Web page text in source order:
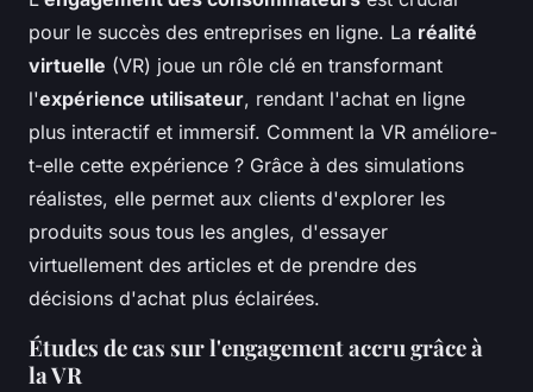
pour le succès des entreprises en ligne. La réalité
virtuelle (VR) joue un rôle clé en transformant
l'expérience utilisateur, rendant l'achat en ligne
plus interactif et immersif. Comment la VR améliore-
t-elle cette expérience ? Grâce à des simulations
réalistes, elle permet aux clients d'explorer les
produits sous tous les angles, d'essayer
virtuellement des articles et de prendre des
décisions d'achat plus éclairées.
Études de cas sur l'engagement accru grâce à
la VR